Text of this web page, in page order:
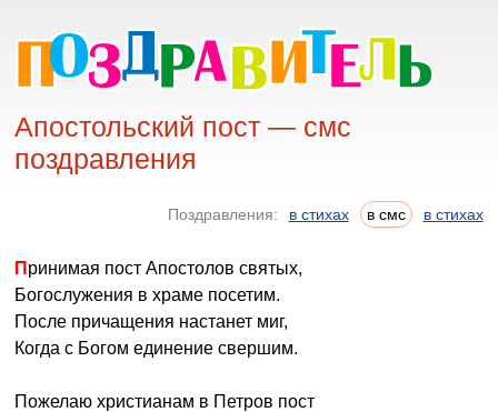
Апостольский пост — смс
поздравления
Поздравления: в стихах в смс в стихах
Принимая пост Апостолов святых,
Богослужения в храме посетим.
После причащения настанет миг,
Когда с Богом единение свершим.
Пожелаю христианам в Петров пост